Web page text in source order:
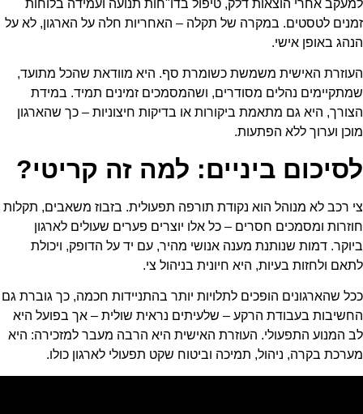
למעקב אחרי הוצאות דלק, טיפול בדו"חות תנועה ועמידה בלוחות
זמנים לטסטים. במקרה של תקלה – האחריות חלה על הארגון, לא על
הנהג באופן אישי.
העוזרת האישית משמשת כשומרת סף. היא מוודאת שהכל מתועד,
שמתקיימים נהלים מסודרים, ושהמסמכים זמינים תמיד. במידת
הצורך, היא גם מתאמת ביקורות או בדיקות חיצוניות – כך שהארגון
מוכן וערוך ללא הפתעות.
לסיכום ביניים: למה זה קריטי?
צי רכב לא מנוהל הוא נקודת תורפה תפעולית. בזבוז משאבים, תקלות
חוזרות ומסמכים חסרים – כל אלו יוצרים פערים שעולים לארגון
ביוקר. דמות שנותנת מענה אנושי מהיר, עם יד על הדופק, ויכולת
לתאם ולחזות בעיות, היא חיונית בניהול צי.
ככל שהארגונים הופכים לתלויות יותר בהתניידות חכמה, כך גוברת גם
החשיבות בעבודת הרקע – שלעיתים נראית שולית – אך בפועל היא
לב המנוע התפעולי. העוזרת האישית היא הרבה מעבר למזכירה: היא
מערכת בקרה, ניהול, תמיכה וביטוח שקט תפעולי לארגון כולו.